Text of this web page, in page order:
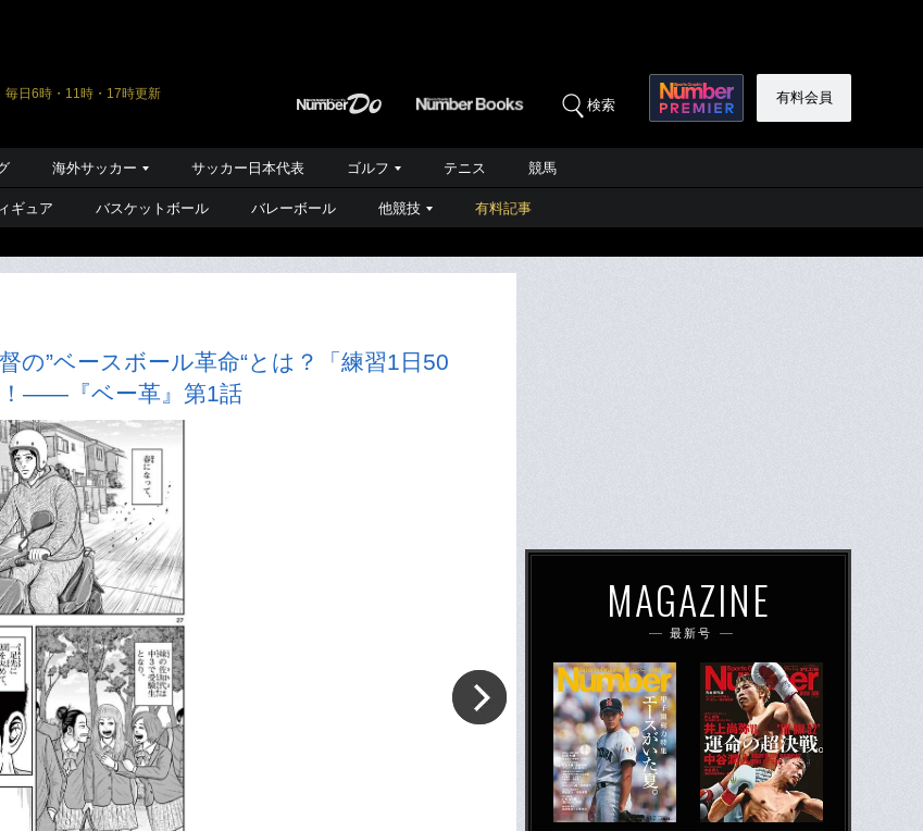
毎日6時・11時・17時更新
検索 有料会員
海外サッカー サッカー日本代表 ゴルフ テニス 競馬
ギュア バスケットボール バレーボール 他競技 有料記事
の”ベースボール革命“とは？「練習1日50
！――『ベー革』第1話
MAGAZINE
最新号